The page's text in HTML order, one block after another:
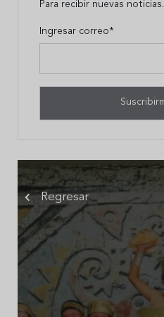
Para recibir nuevas noticias.
Ingresar correo*
Regresar